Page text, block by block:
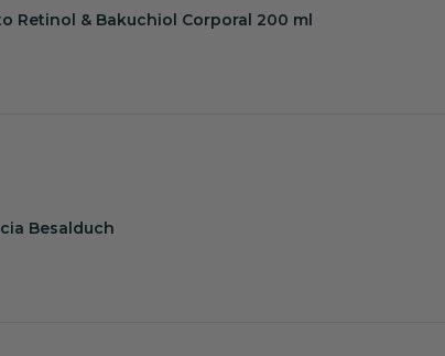
Retinol & Bakuchiol Corporal 200 ml
Besalduch